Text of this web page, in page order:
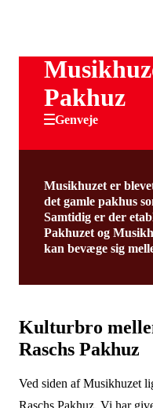
Pakhuz
Genveje
Musikhuzet er
det gamle pakhus
Samtidig er der
Pakhuzet og
kan bevæge sig
Kulturbro
Raschs Pakhuz
Ved siden af Musikhuzet
Raschs Pakhuz. Vi har